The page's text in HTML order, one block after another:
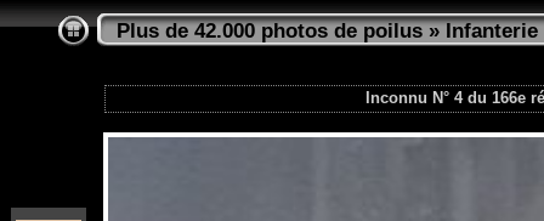
Plus de 42.000 photos de poilus»Infanterie
Inconnu N° 4 du 166e